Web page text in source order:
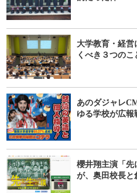
大学教育・経
くべき３つのこ
あのダジャレ
ゆる学校が広
櫻井翔主演「先
が、奥田校長と